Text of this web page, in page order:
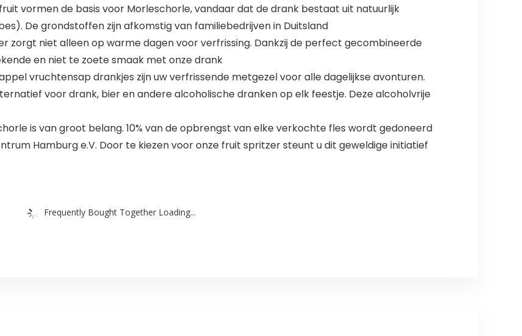
fruit vormen de basis voor Morleschorle, vandaar dat de drank bestaat uit natuurlijk
De grondstoffen zijn afkomstig van familiebedrijven in Duitsland
zorgt niet alleen op warme dagen voor verfrissing. Dankzij de perfect gecombineerde
en niet te zoete smaak met onze drank
appel vruchtensap drankjes zijn uw verfrissende metgezel voor alle dagelijkse avonturen.
voor drank, bier en andere alcoholische dranken op elk feestje. Deze alcoholvrije
is van groot belang. 10% van de opbrengst van elke verkochte fles wordt gedoneerd
Hamburg e.V. Door te kiezen voor onze fruit spritzer steunt u dit geweldige initiatief
Frequently Bought Together Loading...